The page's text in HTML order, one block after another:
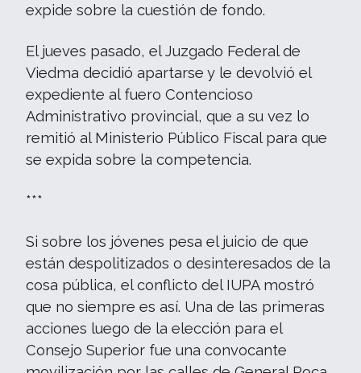
expide sobre la cuestión de fondo.
El jueves pasado, el Juzgado Federal de
Viedma decidió apartarse y le devolvió el
expediente al fuero Contencioso
Administrativo provincial, que a su vez lo
remitió al Ministerio Público Fiscal para que
se expida sobre la competencia.
***
Si sobre los jóvenes pesa el juicio de que
están despolitizados o desinteresados de la
cosa pública, el conflicto del IUPA mostró
que no siempre es así. Una de las primeras
acciones luego de la elección para el
Consejo Superior fue una convocante